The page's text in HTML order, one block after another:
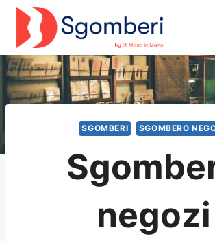
Salta
contenuto
SGOMBERI SGOMBERO
negozi